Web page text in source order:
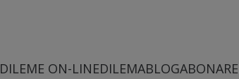
DILEME ON-LINEDILEMABLOGABONARE